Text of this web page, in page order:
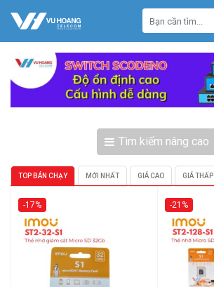
Tìm kiếm nâng cao
TOP BÁN CHẠY MỚI NHẤT GIÁ CAO GIÁ THẤP
-17% -21%